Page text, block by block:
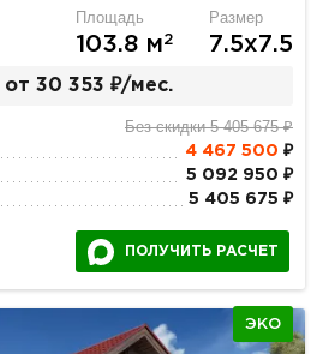
Площадь
103.8 м2
Размер
7.5х7.5
от 30 353 ₽/мес.
Без скидки 5 405 675 ₽
4 467 500 ₽
5 092 950 ₽
5 405 675 ₽
ПОЛУЧИТЬ РАСЧЕТ
ЭКО